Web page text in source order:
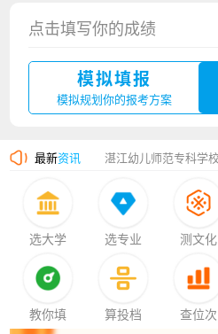
点击填写你的成绩
模拟填报
模拟规划你的报考方案
最新资讯
选大学 选专业 测文化
教你填 算投档 查位次